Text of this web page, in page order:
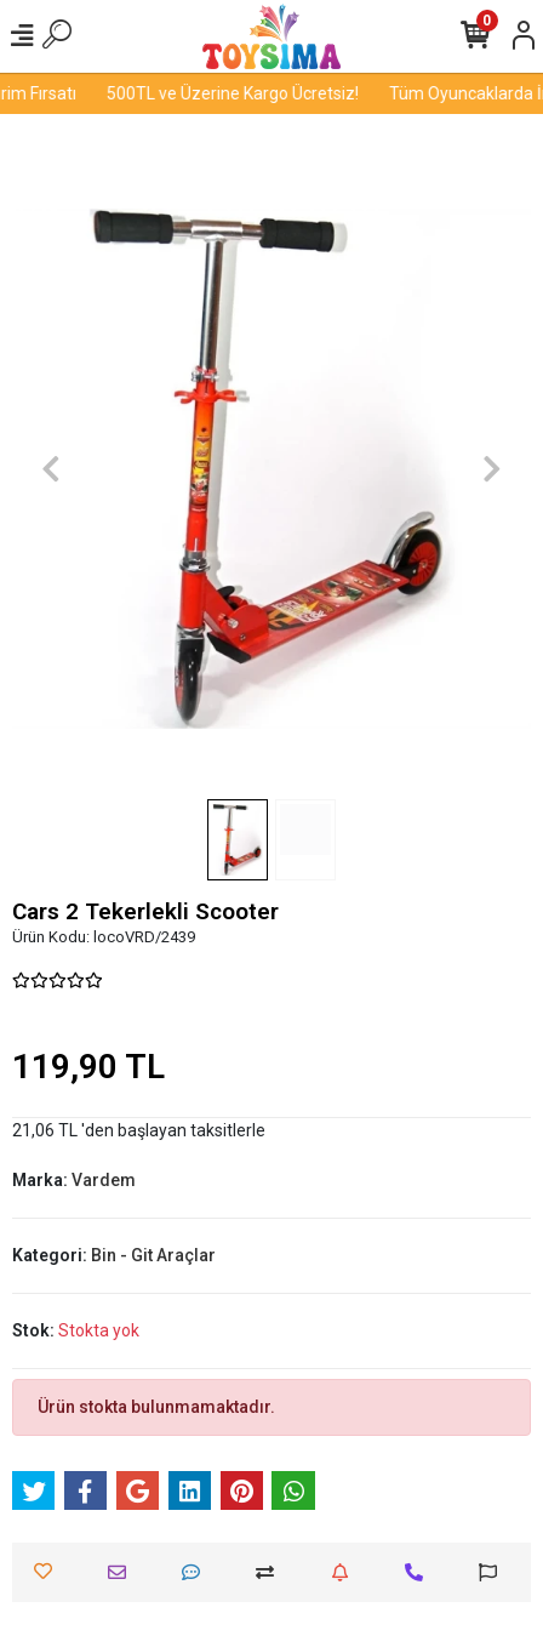
Fırsatı 500TL ve Üzerine Kargo Ücretsiz! Tüm Oyuncaklarda
0
Cars 2 Tekerlekli Scooter
Ürün Kodu: locoVRD/2439
119,90 TL
21,06 TL 'den başlayan taksitlerle
Marka: Vardem
Kategori: Bin - Git Araçlar
Stok: Stokta yok
Ürün stokta bulunmamaktadır.